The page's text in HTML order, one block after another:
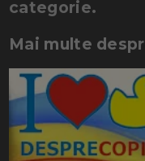
categorie.
Mai multe